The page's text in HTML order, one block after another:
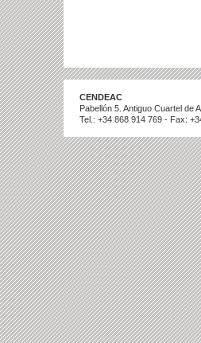
CENDEAC
Pabellón 5. Antiguo Cuartel de
Tel.: +34 868 914 769 - Fax: